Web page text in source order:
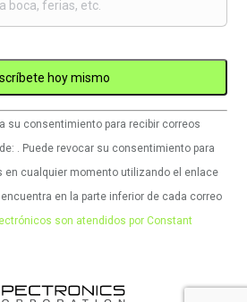
su consentimiento para recibir correos
. Puede revocar su consentimiento para
en cualquier momento utilizando el enlace
en la parte inferior de cada correo
son atendidos por Constant